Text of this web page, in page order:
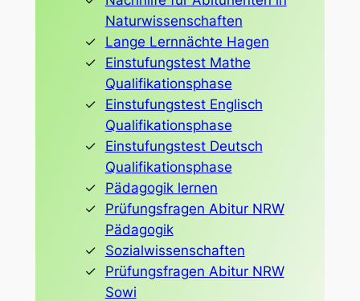
Naturwissenschaften
Lange Lernnächte Hagen
Einstufungstest Mathe
Qualifikationsphase
Einstufungstest Englisch
Qualifikationsphase
Einstufungstest Deutsch
Qualifikationsphase
Pädagogik lernen
Prüfungsfragen Abitur NRW
Pädagogik
Sozialwissenschaften
Prüfungsfragen Abitur NRW
Sowi